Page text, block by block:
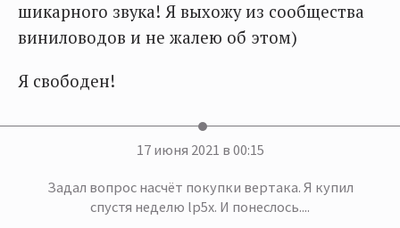
шикарного звука! Я выхожу из сообщества
виниловодов и не жалею об этом)
Я свободен!
17 июня 2021 в 00:15
Задал вопрос насчёт покупки вертака. Я купил
спустя неделю lp5x. И понеслось....